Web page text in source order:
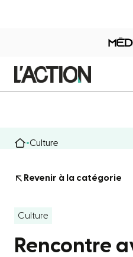
Culture
Revenir à la catégorie
Culture
Rencontre